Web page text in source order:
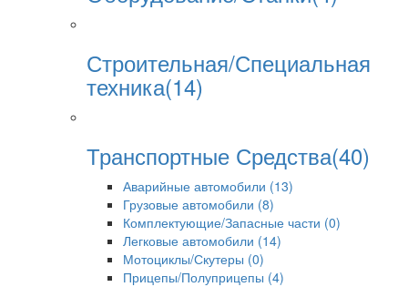
Строительная/Специальная
техника(14)
Транспортные Средства(40)
Аварийные автомобили (13)
Грузовые автомобили (8)
Комплектующие/Запасные части (0)
Легковые автомобили (14)
Мотоциклы/Скутеры (0)
Прицепы/Полуприцепы (4)